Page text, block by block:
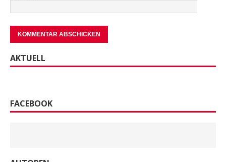
AKTUELL
FACEBOOK